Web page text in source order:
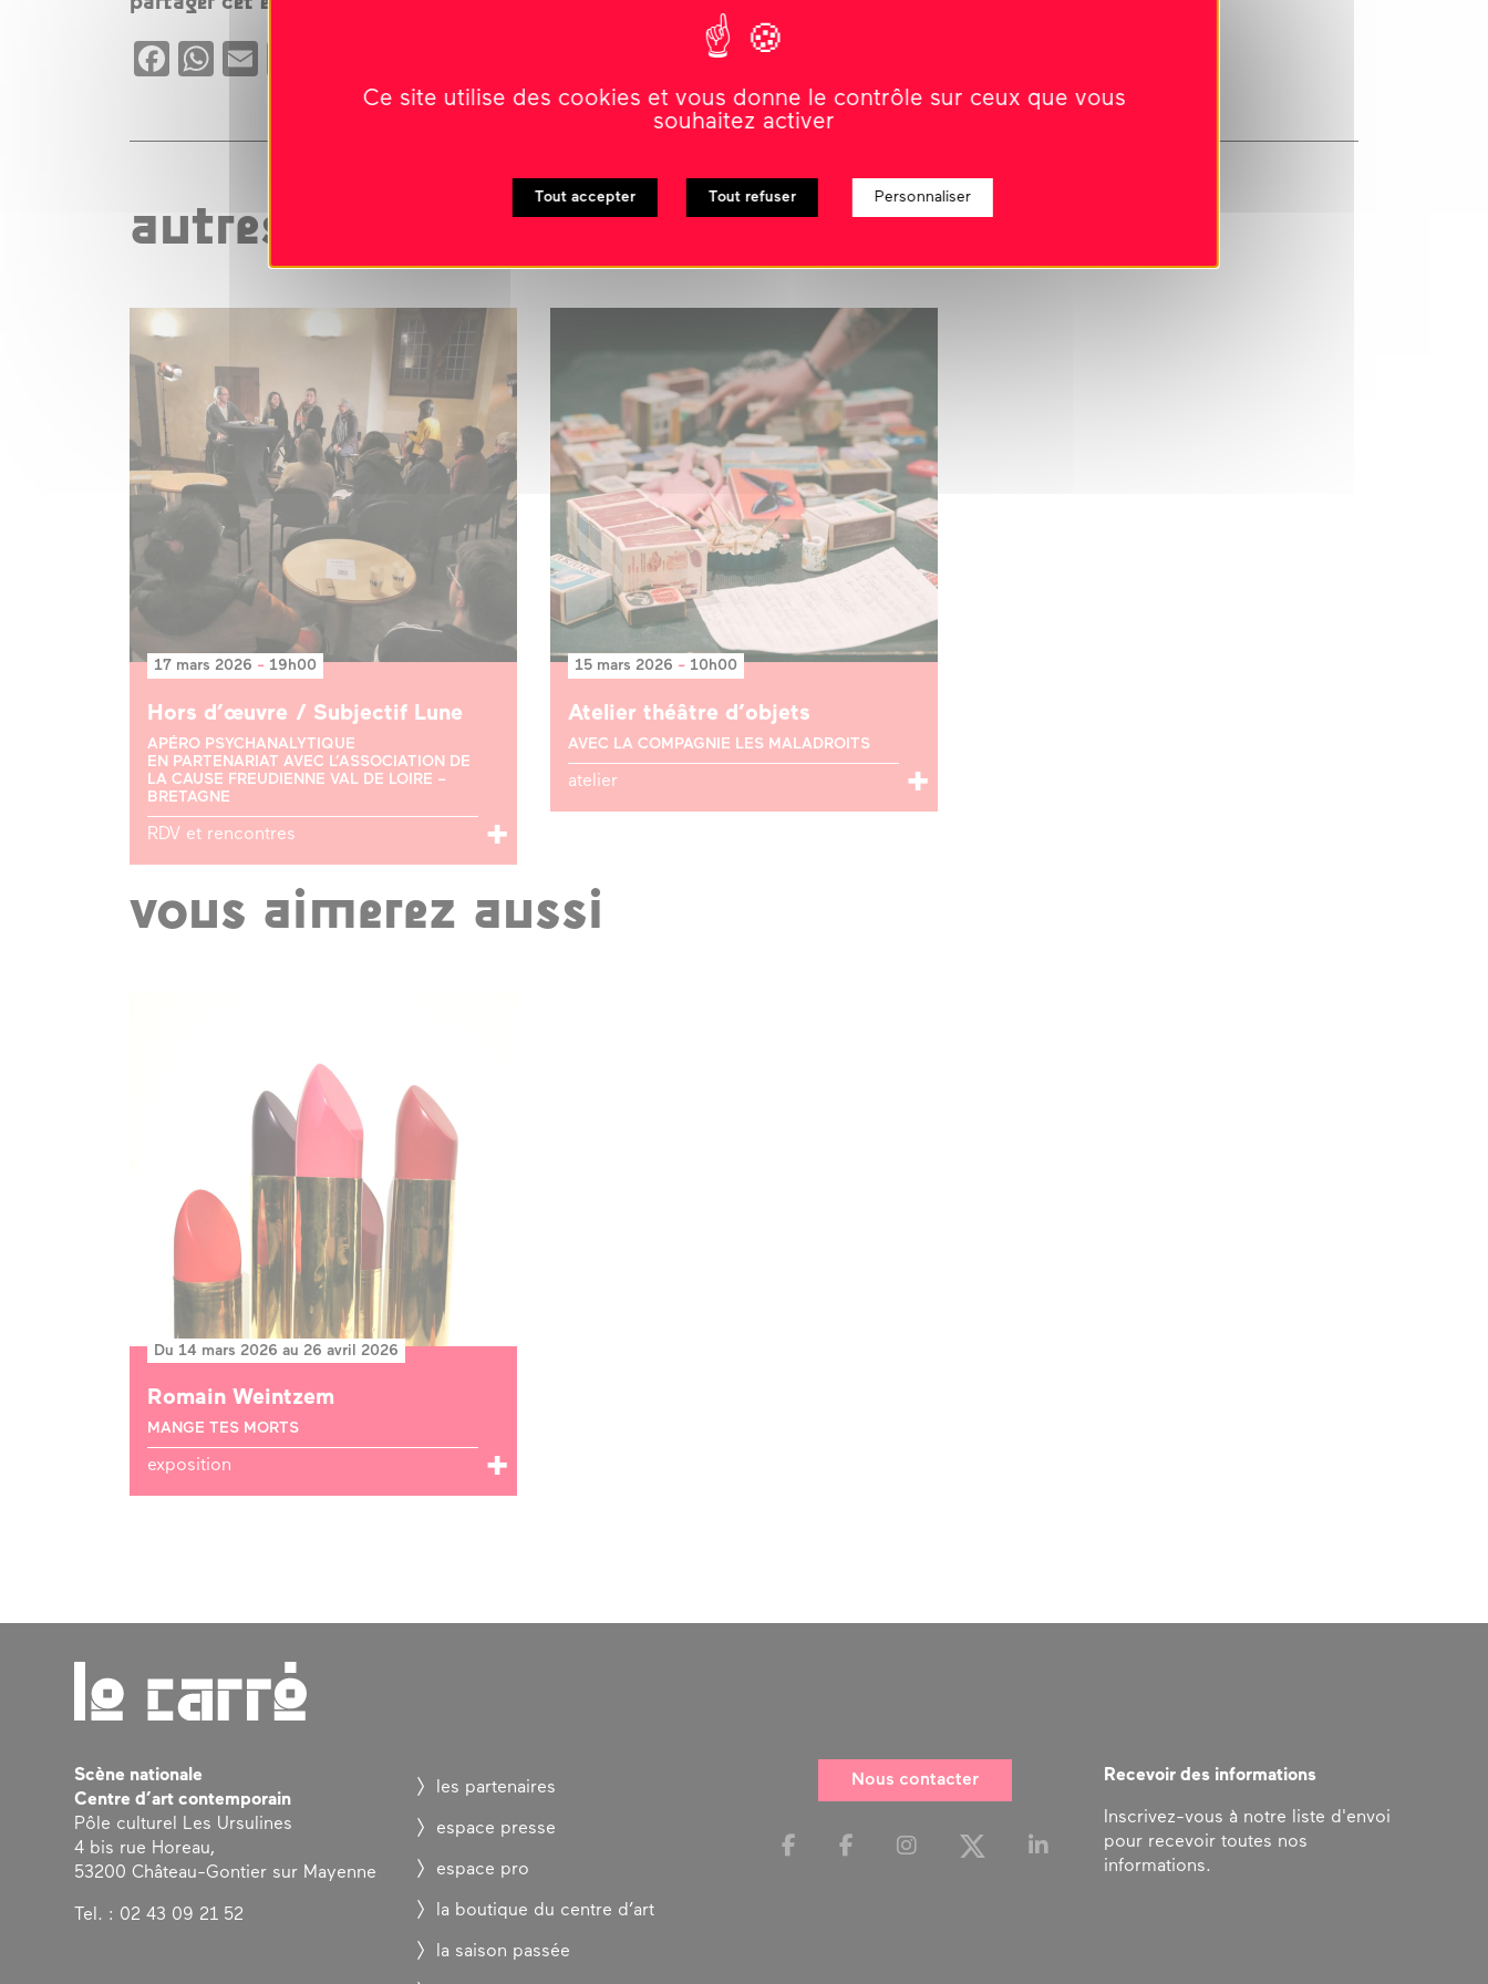
Facebook
WhatsApp
Link
autres événements liés
17 mars 2026 - 19h00
Hors d’œuvre / Subjectif Lune
APÉRO PSYCHANALYTIQUE
EN PARTENARIAT AVEC L’ASSOCIATION DE
LA CAUSE FREUDIENNE VAL DE LOIRE –
BRETAGNE
RDV et rencontres
15 mars 2026 - 10h00
Atelier théâtre d’objets
AVEC LA COMPAGNIE LES MALADROITS
atelier
vous aimerez aussi
Du 14 mars 2026 au 26 avril 2026
Romain Weintzem
MANGE TES MORTS
exposition
Scène nationale
Centre d’art contemporain
Pôle culturel Les Ursulines
4 bis rue Horeau,
53200 Château-Gontier sur Mayenne
Tel. : 02 43 09 21 52
les partenaires
espace presse
espace pro
la boutique du centre d’art
la saison passée
Nous contacter Recevoir des informations
Inscrivez-vous à notre liste d'envoi
pour recevoir toutes nos
informations.
Ce site utilise des cookies et vous donne le contrôle sur ceux que vous
souhaitez activer
Tout accepter Tout refuser Personnaliser